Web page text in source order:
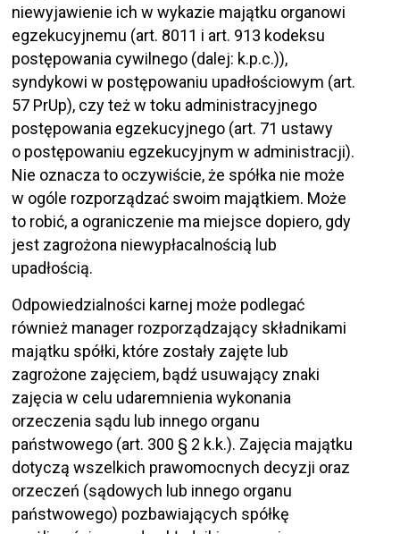
niewyjawienie ich w wykazie majątku organowi
egzekucyjnemu (art. 8011 i art. 913 kodeksu
postępowania cywilnego (dalej: k.p.c.)),
syndykowi w postępowaniu upadłościowym (art.
57 PrUp), czy też w toku administracyjnego
postępowania egzekucyjnego (art. 71 ustawy
o postępowaniu egzekucyjnym w administracji).
Nie oznacza to oczywiście, że spółka nie może
w ogóle rozporządzać swoim majątkiem. Może
to robić, a ograniczenie ma miejsce dopiero, gdy
jest zagrożona niewypłacalnością lub
upadłością.
Odpowiedzialności karnej może podlegać
również manager rozporządzający składnikami
majątku spółki, które zostały zajęte lub
zagrożone zajęciem, bądź usuwający znaki
zajęcia w celu udaremnienia wykonania
orzeczenia sądu lub innego organu
państwowego (art. 300 § 2 k.k.). Zajęcia majątku
dotyczą wszelkich prawomocnych decyzji oraz
orzeczeń (sądowych lub innego organu
państwowego) pozbawiających spółkę